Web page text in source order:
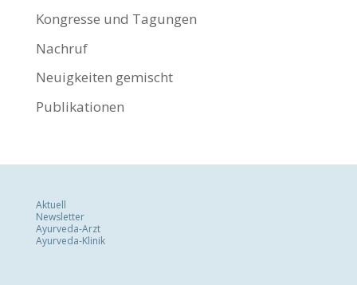
Kongresse und Tagungen
Nachruf
Neuigkeiten gemischt
Publikationen
Aktuell
Newsletter
Ayurveda-Arzt
Ayurveda-Klinik